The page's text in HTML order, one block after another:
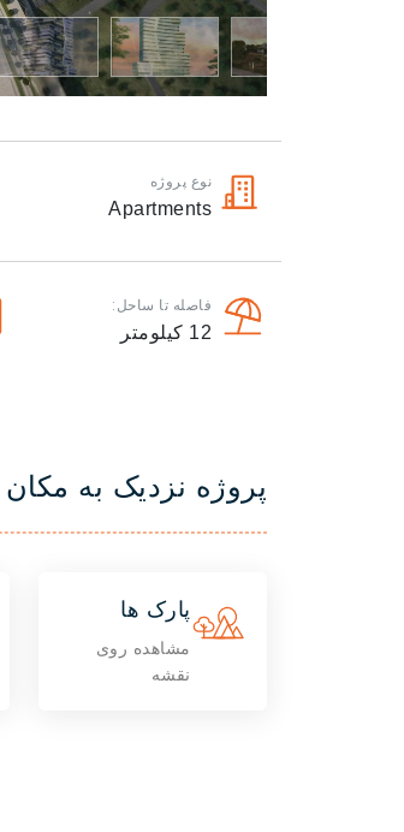
نوع پروژه
Apartments
فاصله تا ساحل:
12 کیلومتر
پروژه نزدیک به مکان
پارک ها
مشاهده روی
نقشه